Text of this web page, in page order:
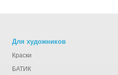
Для художников
Краски
БАТИК